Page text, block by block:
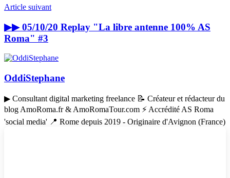
Article suivant
▶︎▶︎ 05/10/20 Replay "La libre antenne 100% AS
Roma" #3
OddiStephane
▶ Consultant digital marketing freelance 📝 Créateur et rédacteur du
blog AmoRoma.fr & AmoRomaTour.com ⚡ Accrédité AS Roma
'social media' 📍 Rome depuis 2019 - Originaire d'Avignon (France)